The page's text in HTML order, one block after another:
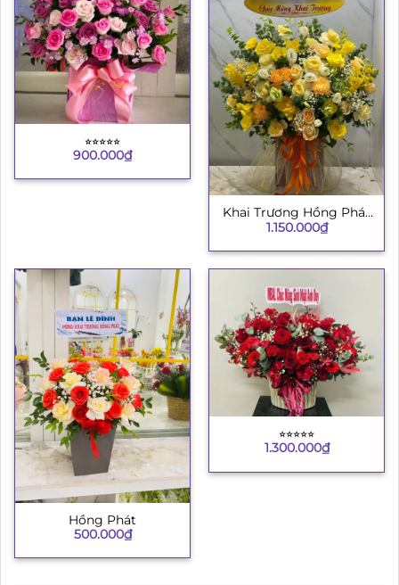
⭐︎⭐︎⭐︎⭐︎⭐︎
900.000₫
Khai Trương Hồng Phát
8
1.150.000₫
Hồng Phát
500.000₫
⭐︎⭐︎⭐︎⭐︎⭐︎
1.300.000₫